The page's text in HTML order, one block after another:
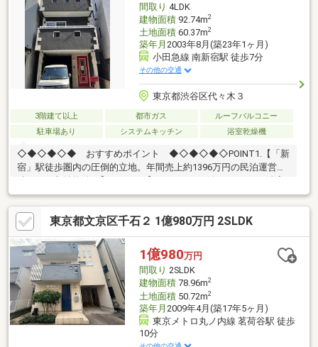
間取り 4LDK
建物面積92.74m2
土地面積60.37m2
築年月 2003年8月(築23年1ヶ月)
小田急線 南新宿駅 徒歩7分
その他の交通
東京都渋谷区代々木３
3階建て以上 都市ガス
ルーフバルコニー
駐車場あり
システムキッチン 浴室乾燥機
◇◆◇◆◇◆ おすすめポイント ◆◇◆◇◆◇POINT1.【「新
宿」駅徒歩圏内の圧倒的立地。年間売上約1396万円の民泊運営実
TVや食洗機、洗面台2ヶ所など充実の設備が魅力です。】POINT3.
【代々木公園が徒歩圏内で、都心にありながら豊かな自然を感じ
られる落ち着いた住環境。】
◇◆◇◆◇◆◇◆◇◆◇◆◇◆◇◆◇◆◇◆◇◆◇◆【ライ
フプラン】本物件においての住宅ローンシミュレーションはもち
ろん、本物件購入後１０～２０年後のライフサイクルの変化を見
据えた長期的なライフプランシミュレーションを実施します。
東京都文京区千石２ 1億980万円 2SLDK
1億980万円
間取り 2SLDK
建物面積78.96m2
土地面積50.72m2
築年月 2009年4月(築17年5ヶ月)
東京メトロ丸ノ内線 茗荷谷駅 徒歩
10分